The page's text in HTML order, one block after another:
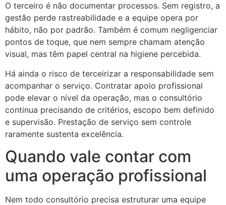
O terceiro é não documentar processos. Sem registro, a
gestão perde rastreabilidade e a equipe opera por
hábito, não por padrão. Também é comum negligenciar
pontos de toque, que nem sempre chamam atenção
visual, mas têm papel central na higiene percebida.
Há ainda o risco de terceirizar a responsabilidade sem
acompanhar o serviço. Contratar apoio profissional
pode elevar o nível da operação, mas o consultório
continua precisando de critérios, escopo bem definido
e supervisão. Prestação de serviço sem controle
raramente sustenta excelência.
Quando vale contar com
uma operação profissional
Nem todo consultório precisa estruturar uma equipe